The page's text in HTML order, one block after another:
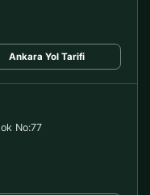
Ankara Yol Tarifi
No:77